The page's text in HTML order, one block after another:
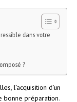
dans votre
?
l’acquisition d’un
bonne préparation.